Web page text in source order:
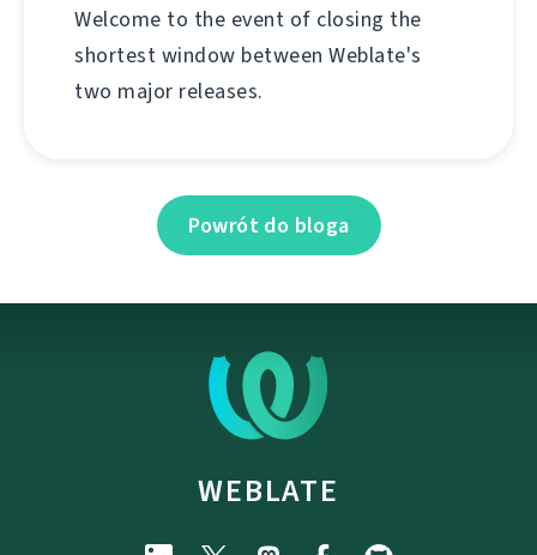
Welcome to the event of closing the
shortest window between Weblate's
two major releases.
Powrót do bloga
WEBLATE